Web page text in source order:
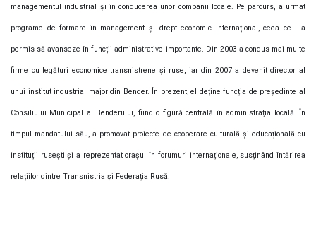
managementul industrial și în conducerea unor companii locale. Pe parcurs, a urmat
programe de formare în management și drept economic internațional, ceea ce i a
permis să avanseze în funcții administrative importante. Din 2003 a condus mai multe
firme cu legături economice transnistrene și ruse, iar din 2007 a devenit director al
unui institut industrial major din Bender. În prezent, el deține funcția de președinte al
Consiliului Municipal al Benderului, fiind o figură centrală în administrația locală. În
timpul mandatului său, a promovat proiecte de cooperare culturală și educațională cu
instituții rusești și a reprezentat orașul în forumuri internaționale, susținând întărirea
relațiilor dintre Transnistria și Federația Rusă.